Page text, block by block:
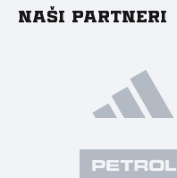
Naši partneri